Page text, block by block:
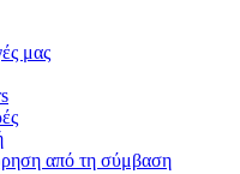
μας
από τη σύμβαση